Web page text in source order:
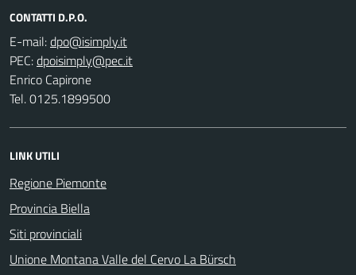
CONTATTI D.P.O.
E-mail:
PEC:
Enrico Capirone
Tel. 0125.1899500
LINK UTILI
Regione Piemonte
Provincia Biella
Siti provinciali
Unione Montana Valle del Cervo La Bürsch